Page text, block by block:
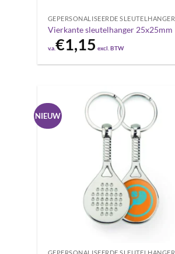
GEPERSONALISEERDE SLEUTELHANGER
Vierkante sleutelhanger 25x25mm
v.a.€1,15 excl. BTW
NIEUW